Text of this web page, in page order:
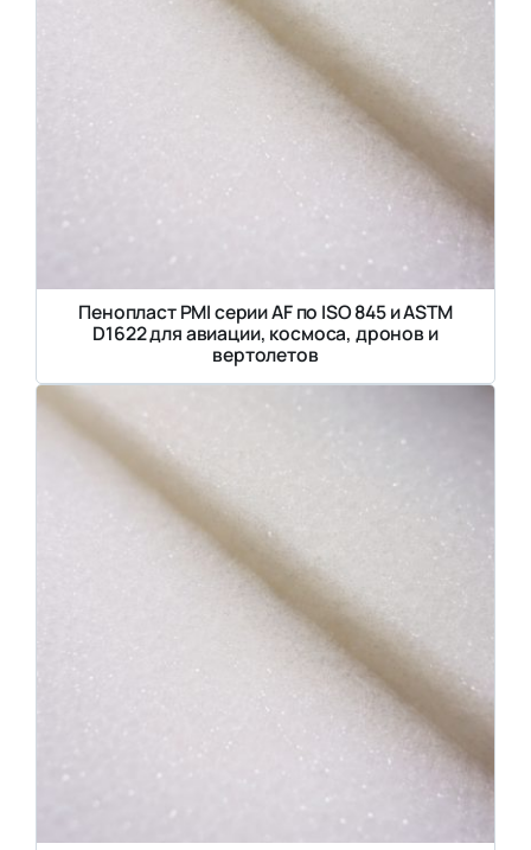
Пенопласт PMI серии AF по ISO 845 и ASTM
D1622 для авиации, космоса, дронов и
вертолетов